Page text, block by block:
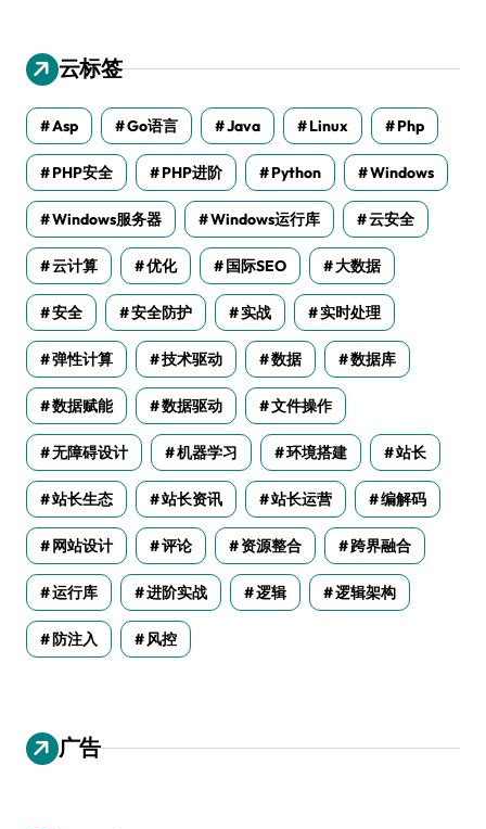
云标签
Asp Go语言 Java Linux Php
PHP安全 PHP进阶 Python Windows
Windows服务器 Windows运行库 云安全
云计算 优化 国际SEO 大数据
安全 安全防护 实战 实时处理
弹性计算 技术驱动 数据 数据库
数据赋能 数据驱动 文件操作
无障碍设计 机器学习 环境搭建 站长
站长生态 站长资讯 站长运营 编解码
网站设计 评论 资源整合 跨界融合
运行库 进阶实战 逻辑 逻辑架构
防注入 风控
广告